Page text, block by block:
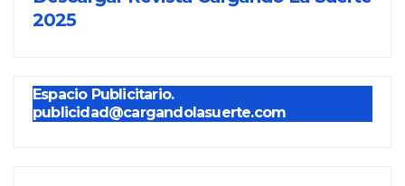
2025
Espacio Publicitario.
publicidad@cargandolasuerte.com